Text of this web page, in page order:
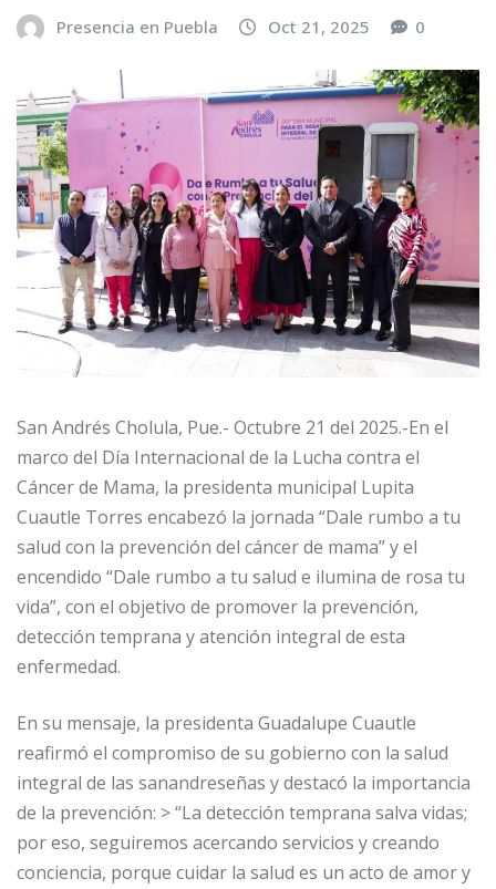
Presencia en Puebla Oct 21, 2025 0
San Andrés Cholula, Pue.- Octubre 21 del 2025.-En el
marco del Día Internacional de la Lucha contra el
Cáncer de Mama, la presidenta municipal Lupita
Cuautle Torres encabezó la jornada “Dale rumbo a tu
salud con la prevención del cáncer de mama” y el
encendido “Dale rumbo a tu salud e ilumina de rosa tu
vida”, con el objetivo de promover la prevención,
detección temprana y atención integral de esta
enfermedad.
En su mensaje, la presidenta Guadalupe Cuautle
reafirmó el compromiso de su gobierno con la salud
integral de las sanandreseñas y destacó la importancia
de la prevención: > “La detección temprana salva vidas;
por eso, seguiremos acercando servicios y creando
conciencia, porque cuidar la salud es un acto de amor y